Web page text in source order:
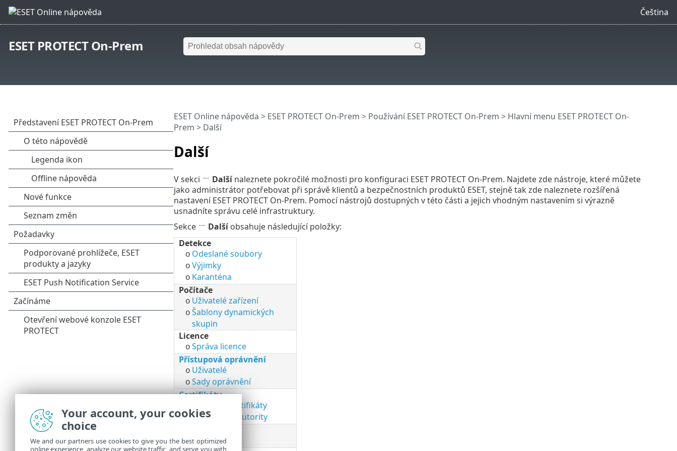
Čeština
ESET PROTECT On-Prem
Další
ESET Online nápověda > ESET PROTECT On-Prem > Používání ESET PROTECT On-Prem > Hlavní menu ESET PROTECT On-
Prem > Další
V sekci Dalšínaleznete pokročilé možnosti pro konfiguraci ESET PROTECT On-Prem. Najdete zde nástroje, které můžete
jako administrátor potřebovat při správě klientů a bezpečnostních produktů ESET, stejně tak zde naleznete rozšířená
nastavení ESET PROTECT On-Prem. Pomocí nástrojů dostupných v této části a jejich vhodným nastavením si výrazně
usnadníte správu celé infrastruktury.
Sekce
Dalšíobsahuje následující položky:
Detekce
o Odeslané soubory
o Výjimky
o Karanténa
Počítače
o Uživatelé zařízení
o Šablony dynamických
skupin
Licence
o Správa licence
Přístupová oprávnění
o Uživatelé
o Sady oprávnění
Certifikáty
Klientské certifikáty
oCertifikační autority
oAudit log
Your account, your cookies
choice
We and our partners use cookies to give you the best optimized
online experience, analyze our website traffic, and serve you with